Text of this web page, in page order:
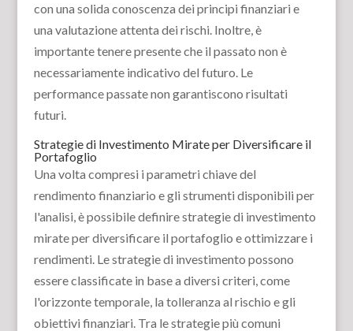
con una solida conoscenza dei principi finanziari e
una valutazione attenta dei rischi. Inoltre, è
importante tenere presente che il passato non è
necessariamente indicativo del futuro. Le
performance passate non garantiscono risultati
futuri.
Strategie di Investimento Mirate per Diversificare il
Portafoglio
Una volta compresi i parametri chiave del
rendimento finanziario e gli strumenti disponibili per
l'analisi, è possibile definire strategie di investimento
mirate per diversificare il portafoglio e ottimizzare i
rendimenti. Le strategie di investimento possono
essere classificate in base a diversi criteri, come
l'orizzonte temporale, la tolleranza al rischio e gli
obiettivi finanziari. Tra le strategie più comuni